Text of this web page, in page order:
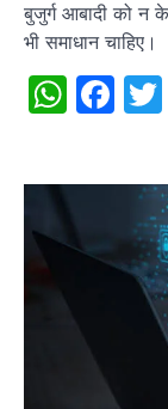
बुजुर्ग आबादी को न
भी समाधान